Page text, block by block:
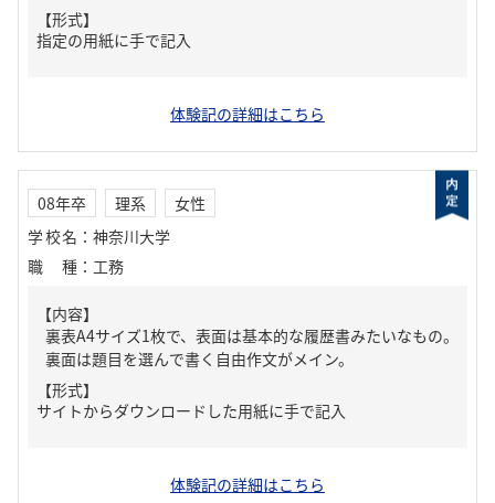
【形式】
指定の用紙に手で記入
体験記の詳細はこちら
08年卒 理系
女性
学校名 ： 神奈川大学
職種 ： 工務
【内容】
裏表A4サイズ1枚で、表面は基本的な履歴書みたいなもの。
裏面は題目を選んで書く自由作文がメイン。
【形式】
サイトからダウンロードした用紙に手で記入
体験記の詳細はこちら